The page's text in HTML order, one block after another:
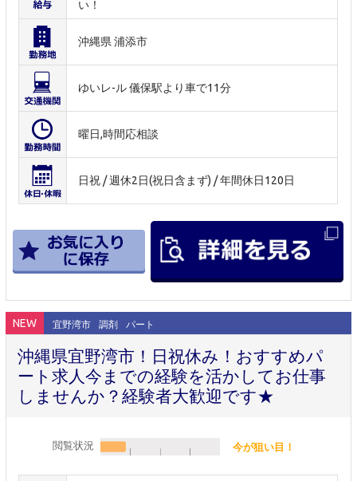
い！
沖縄県 浦添市
ゆいレ-ル 儀保駅より車で11分
曜日,時間応相談
日祝 / 週休2日(祝日含まず) / 年間休日120日
NEW 宜野湾市 調剤 パート
沖縄県宜野湾市！日祝休み！おすすめパ
ート求人今までの経験を活かしてお仕事
しませんか？経験者大歓迎です★
閲覧状況 今が狙い目！